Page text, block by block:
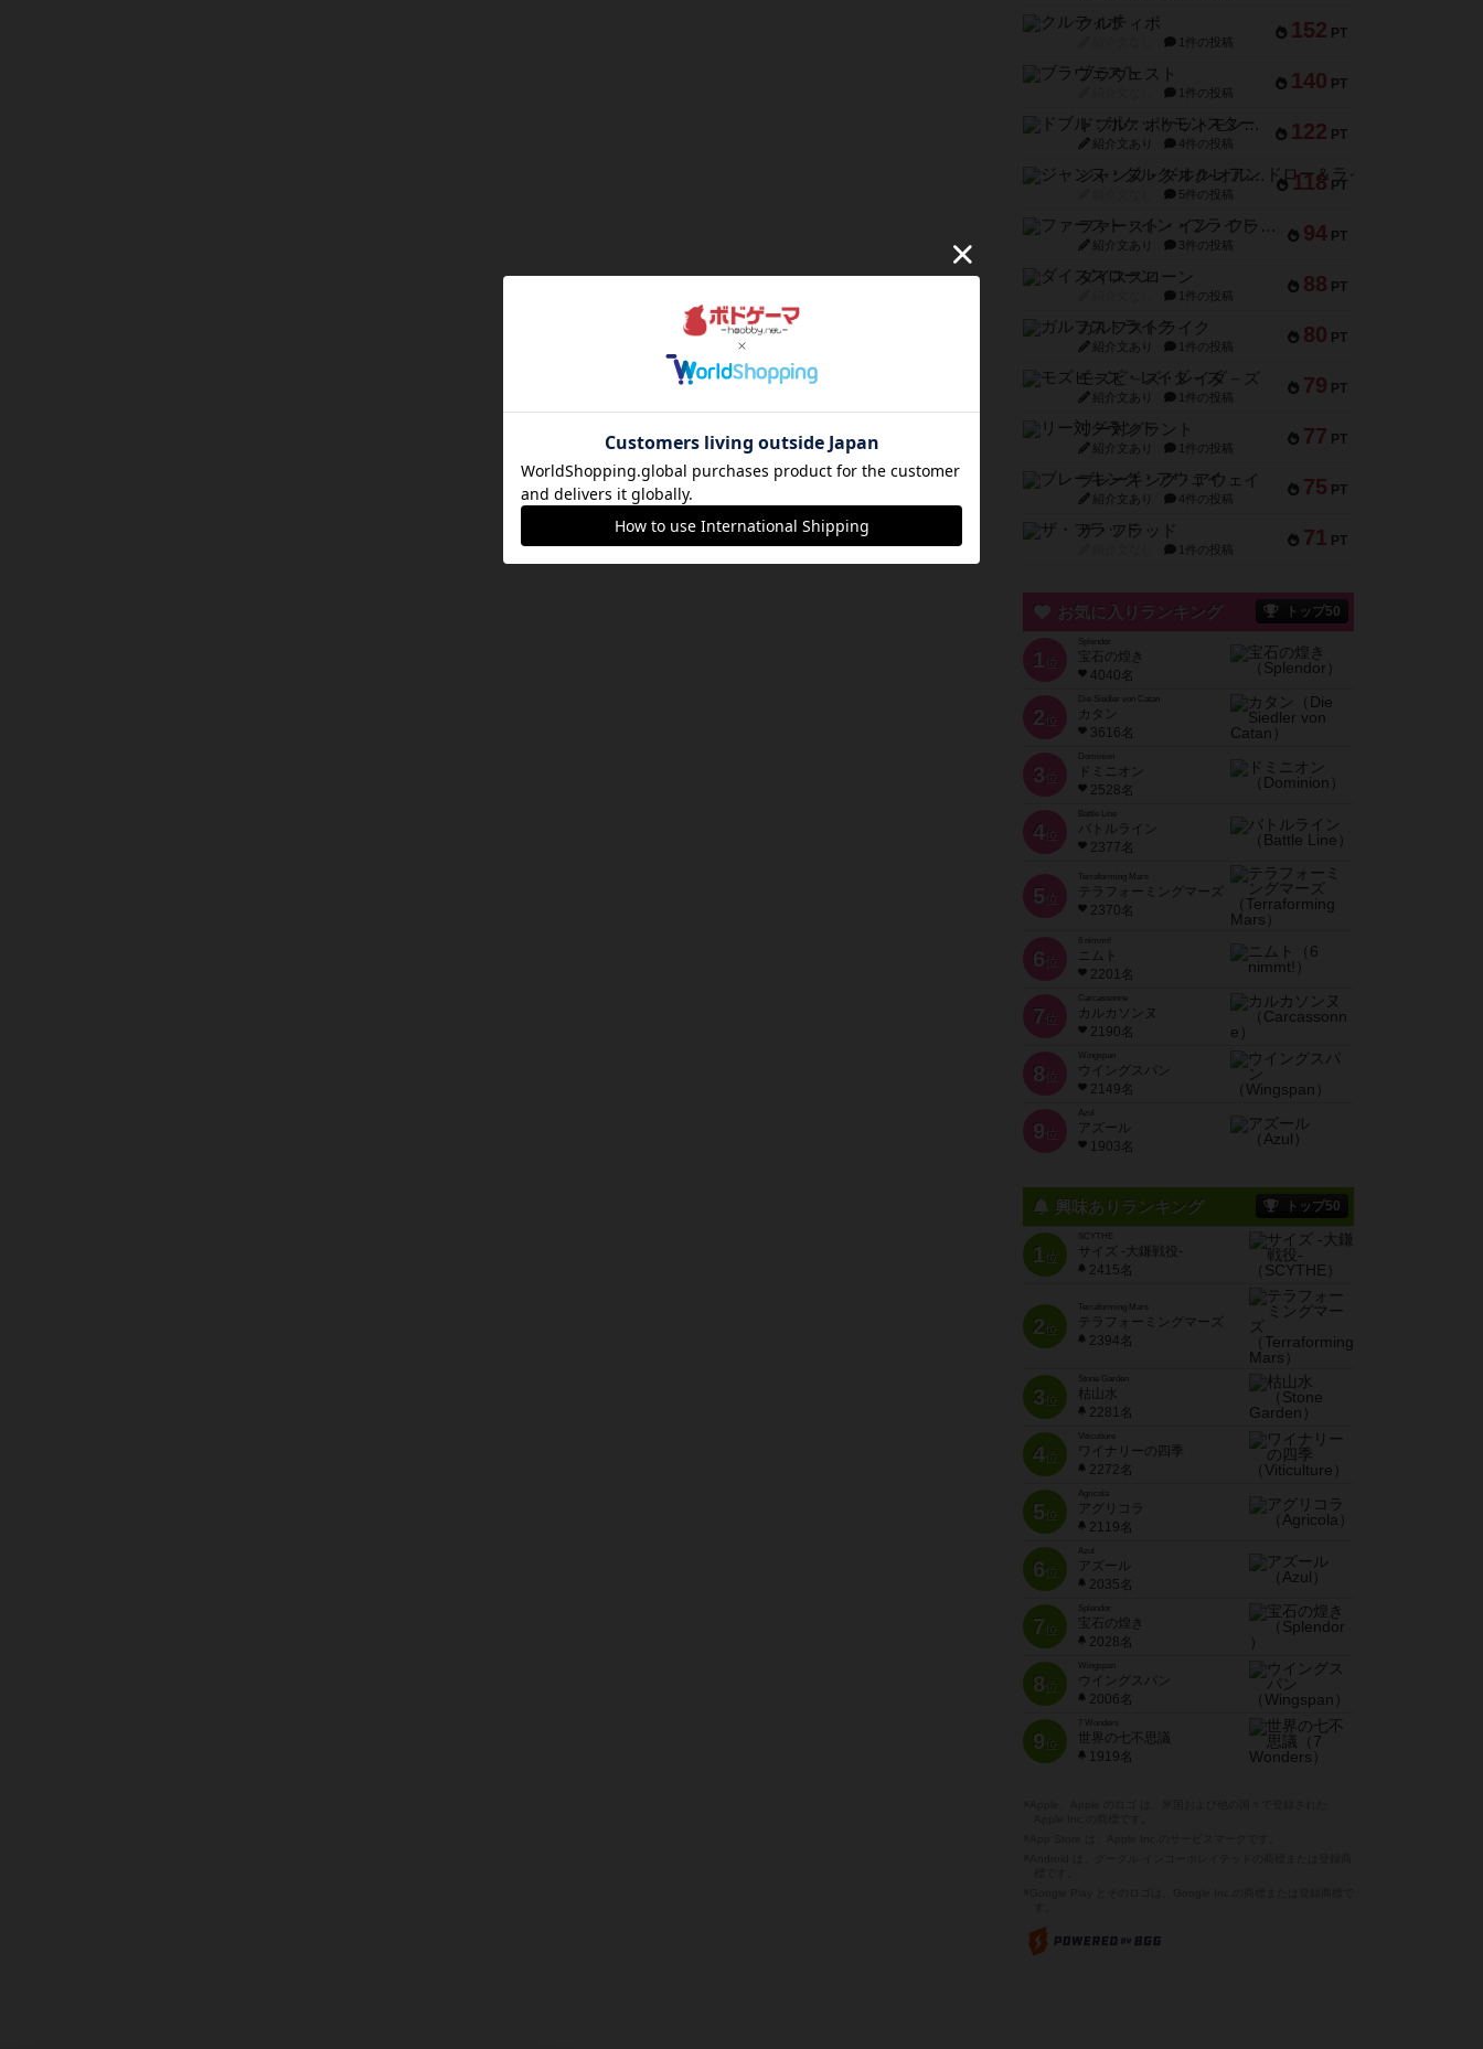
152 PT
クルティボ
1件の投稿
140 PT
ブラヴェスト
1件の投稿
122 PT
ドブル：ポケットモンスター
紹介文あり 4件の投稿
118 PT
ジャンヌ・ダルク-オルレアン ドロー＆ライト
5件の投稿
94 PT
ファースト・イン・フライト
紹介文あり 3件の投稿
88 PT
ダイススローン
1件の投稿
80 PT
ガルフストライク
紹介文あり 1件の投稿
79 PT
モズビ－ズ・レイダ－ズ
紹介文あり 1件の投稿
77 PT
リー対グラント
紹介文あり 1件の投稿
75 PT
ブレーキング・アウェイ
紹介文あり 4件の投稿
71 PT
ザ・フラッド
1件の投稿
お気に入りランキング トップ50
1 位
宝石の煌き
4040名
2 位
Die Siedler von Catan
カタン
3616名
3 位
ドミニオン
2528名
4位
Battle Line
バトルライン
2377名
5 位
Terraforming Mars
テラフォーミングマーズ
2370名
6 位
ニムト
2201名
7 位
Carcassonne
カルカソンヌ
2190名
8 位
Wingspan
ウイングスパン
2149名
9 位
Azul
アズール
1903名
興味ありランキング トップ50
1位
SCYTHE
サイズ -大鎌戦役-
2415名
2位
Terraforming Mars
テラフォーミングマーズ
2394名
3位
Stone Garden
枯山水
2281名
4位
Viticulture
ワイナリーの四季
2272名
5位
Agricola
アグリコラ
2119名
6位
Azul
アズール
2035名
7位
宝石の煌き
2028名
8位
Wingspan
ウイングスパン
2006名
9位
7 Wonders
世界の七不思議
1919名